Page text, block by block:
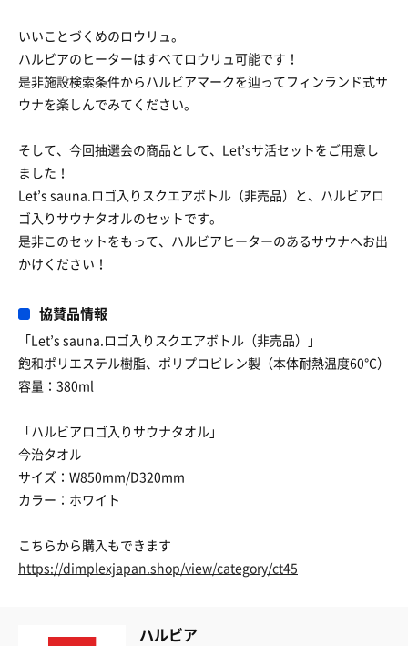
いいことづくめのロウリュ。
ハルビアのヒーターはすべてロウリュ可能です！
是非施設検索条件からハルビアマークを辿ってフィンランド式サ
ウナを楽しんでみてください。
そして、今回抽選会の商品として、Let’sサ活セットをご用意し
ました！
Let’s sauna.ロゴ入りスクエアボトル（非売品）と、ハルビアロ
ゴ入りサウナタオルのセットです。
是非このセットをもって、ハルビアヒーターのあるサウナへお出
かけください！
協賛品情報
「Let’s sauna.ロゴ入りスクエアボトル（非売品）」
飽和ポリエステル樹脂、ポリプロピレン製（本体耐熱温度60℃）
容量：380ml
「ハルビアロゴ入りサウナタオル」
今治タオル
サイズ：W850mm/D320mm
カラー：ホワイト
こちらから購入もできます
https://dimplexjapan.shop/view/category/ct45
ハルビア